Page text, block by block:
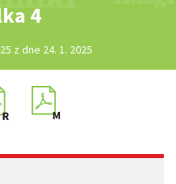
4
z dne 24. 1. 2025